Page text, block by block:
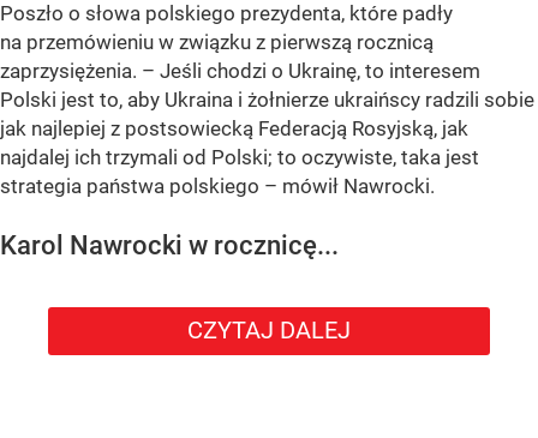
Poszło o słowa polskiego prezydenta, które padły
na przemówieniu w związku z pierwszą rocznicą
zaprzysiężenia. – Jeśli chodzi o Ukrainę, to interesem
Polski jest to, aby Ukraina i żołnierze ukraińscy radzili sobie
jak najlepiej z postsowiecką Federacją Rosyjską, jak
najdalej ich trzymali od Polski; to oczywiste, taka jest
strategia państwa polskiego – mówił Nawrocki.
Karol Nawrocki w rocznicę...
CZYTAJ DALEJ